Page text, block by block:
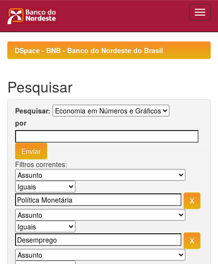
navigationDSpace - BNB - Banco do Nordeste do Brasil
Pesquisar
Pesquisar:
por
Filtros correntes: